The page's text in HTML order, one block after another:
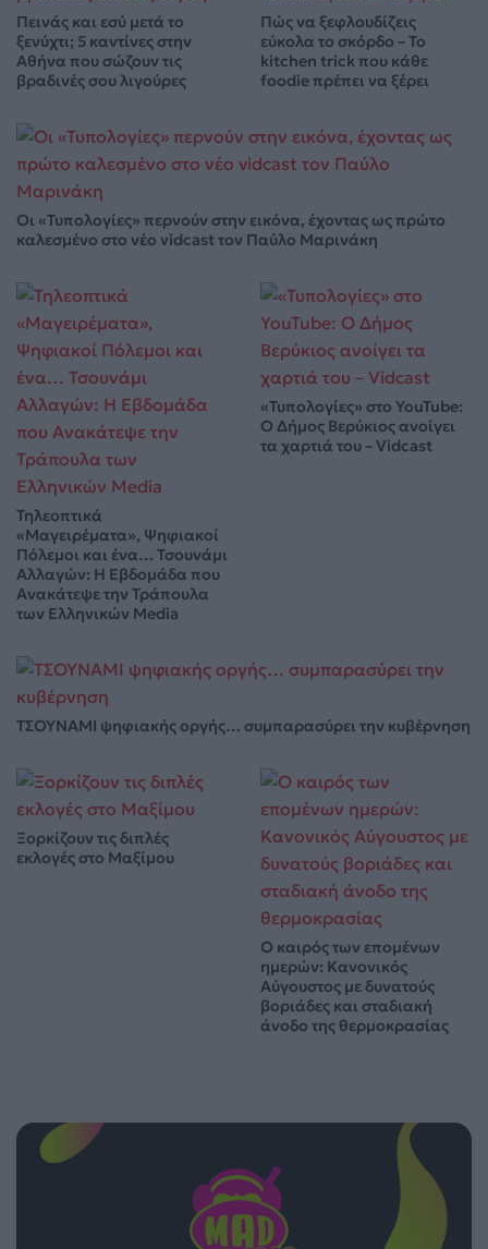
Πεινάς και εσύ μετά το
ξενύχτι; 5 καντίνες στην
Αθήνα που σώζουν τις
βραδινές σου λιγούρες
Πώς να ξεφλουδίζεις
εύκολα το σκόρδο – Το
kitchen trick που κάθε
foodie πρέπει να ξέρει
Οι «Τυπολογίες» περνούν στην εικόνα, έχοντας ως πρώτο
καλεσμένο στο νέο vidcast τον Παύλο Μαρινάκη
Τηλεοπτικά
«Μαγειρέματα», Ψηφιακοί
Πόλεμοι και ένα… Τσουνάμι
Αλλαγών: Η Εβδομάδα που
Ανακάτεψε την Τράπουλα
των Ελληνικών Media
«Τυπολογίες» στο YouTube:
Ο Δήμος Βερύκιος ανοίγει
τα χαρτιά του – Vidcast
ΤΣΟΥΝΑΜΙ ψηφιακής οργής… συμπαρασύρει την κυβέρνηση
Ξορκίζουν τις διπλές
εκλογές στο Μαξίμου
Ο καιρός των επομένων
ημερών: Κανονικός
Αύγουστος με δυνατούς
βοριάδες και σταδιακή
άνοδο της θερμοκρασίας